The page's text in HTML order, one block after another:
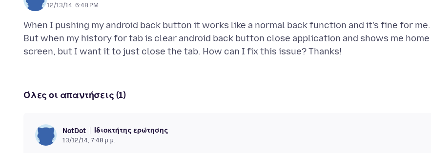
12/13/14, 6:48 PM
When I pushing my android back button it works like a normal back function and it's fine for me.
But when my history for tab is clear android back button close application and shows me home
Όλες οι απαντήσεις (1)
NotDot Ιδιοκτήτης ερώτησης
13/12/14, 7:48 μ.μ.